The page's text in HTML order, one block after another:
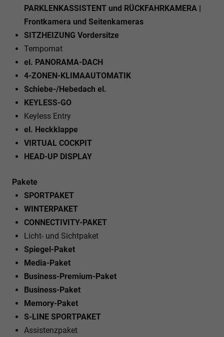
PARKLENKASSISTENT und RÜCKFAHRKAMERA |
Frontkamera und Seitenkameras
SITZHEIZUNG Vordersitze
Tempomat
el. PANORAMA-DACH
4-ZONEN-KLIMAAUTOMATIK
Schiebe-/Hebedach el.
KEYLESS-GO
Keyless Entry
el. Heckklappe
VIRTUAL COCKPIT
HEAD-UP DISPLAY
Pakete
SPORTPAKET
WINTERPAKET
CONNECTIVITY-PAKET
Licht- und Sichtpaket
Spiegel-Paket
Media-Paket
Business-Premium-Paket
Business-Paket
Memory-Paket
S-LINE SPORTPAKET
Assistenzpaket